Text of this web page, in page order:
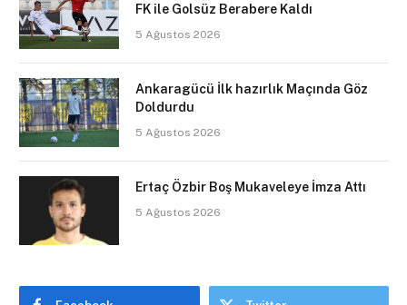
FK ile Golsüz Berabere Kaldı
5 Ağustos 2026
Ankaragücü İlk hazırlık Maçında Göz
Doldurdu
5 Ağustos 2026
Ertaç Özbir Boş Mukaveleye İmza Attı
5 Ağustos 2026